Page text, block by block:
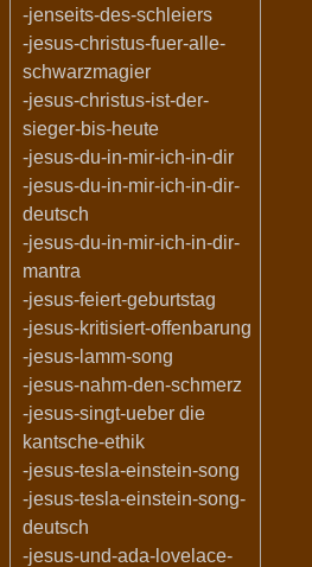
-jenseits-des-schleiers
-jesus-christus-fuer-alle-
schwarzmagier
-jesus-christus-ist-der-
sieger-bis-heute
-jesus-du-in-mir-ich-in-dir
-jesus-du-in-mir-ich-in-dir-
deutsch
-jesus-du-in-mir-ich-in-dir-
mantra
-jesus-feiert-geburtstag
-jesus-kritisiert-offenbarung
-jesus-lamm-song
-jesus-nahm-den-schmerz
-jesus-singt-ueber die
kantsche-ethik
-jesus-tesla-einstein-song
-jesus-tesla-einstein-song-
deutsch
-jesus-und-ada-lovelace-